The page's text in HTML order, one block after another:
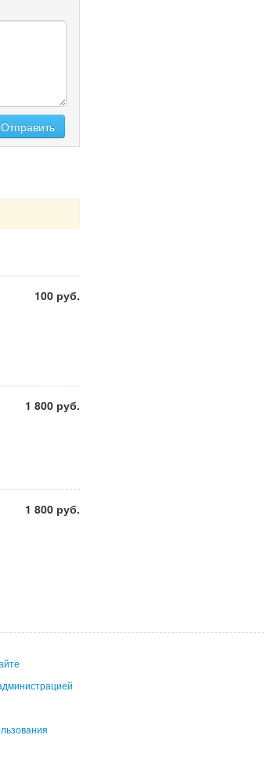
Отправить
100 руб.
1 800 руб.
1 800 руб.